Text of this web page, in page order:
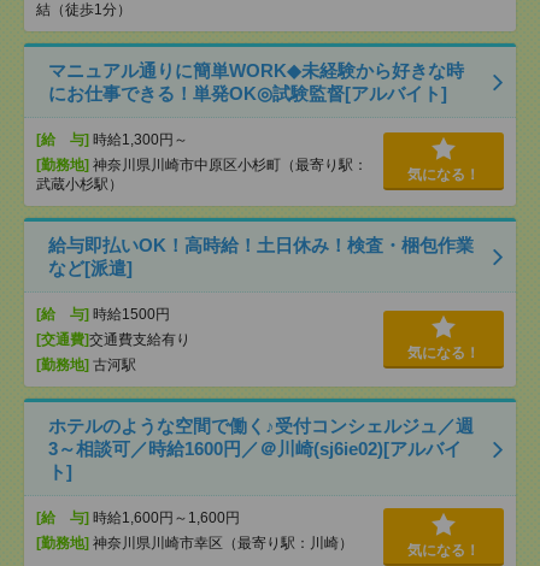
結（徒歩1分）
マニュアル通りに簡単WORK◆未経験から好きな時
にお仕事できる！単発OK◎試験監督[アルバイト]
[給 与] 時給1,300円～
[勤務地] 神奈川県川崎市中原区小杉町（最寄り駅：
武蔵小杉駅）
気になる！
給与即払いOK！高時給！土日休み！検査・梱包作業
など[派遣]
[給 与] 時給1500円
[交通費]交通費支給有り
[勤務地] 古河駅
気になる！
ホテルのような空間で働く♪受付コンシェルジュ／週
3～相談可／時給1600円／＠川崎(sj6ie02)[アルバイ
ト]
[給 与] 時給1,600円～1,600円
[勤務地] 神奈川県川崎市幸区（最寄り駅：川崎） 気になる！